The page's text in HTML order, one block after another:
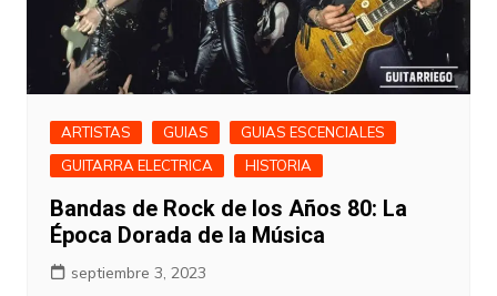
ARTISTAS GUIAS
GUIAS ESCENCIALES
GUITARRA ELECTRICA
HISTORIA
Bandas de Rock de los Años 80: La
Época Dorada de la Música
septiembre 3, 2023